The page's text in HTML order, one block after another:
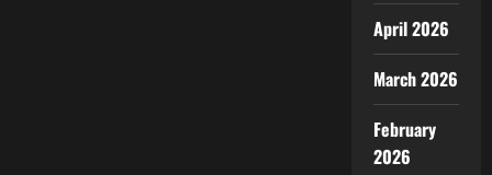
April 2026
March 2026
February
2026